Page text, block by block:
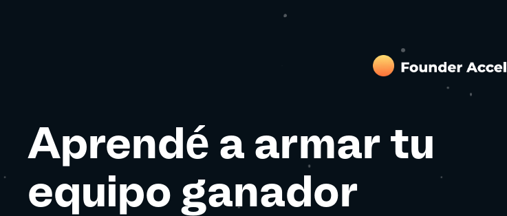
Aprendé a armar tu
equipo ganador